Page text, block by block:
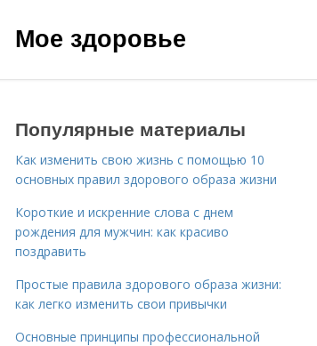
Мое здоровье
Популярные материалы
Как изменить свою жизнь с помощью 10
основных правил здорового образа жизни
Короткие и искренние слова с днем
рождения для мужчин: как красиво
поздравить
Простые правила здорового образа жизни:
как легко изменить свои привычки
Основные принципы профессиональной